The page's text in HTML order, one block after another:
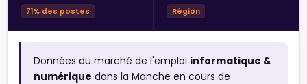
71% des postes Région
Données du marché de l'emploi informatique &
numérique dans la Manche en cours de